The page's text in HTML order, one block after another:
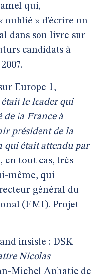
qui,
oublié » d’écrire un
dans son livre sur
candidats à
Europe 1,
le leader qui
de la France à
président de la
qui était attendu par
en tout cas, très
même, qui
général du
(FMI). Projet
insiste : DSK
Nicolas
Michel Aphatie de